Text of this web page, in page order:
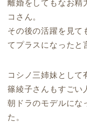
離婚をしてもなお精
コさん。
その後の活躍を見て
てプラスになったと
コシノ三姉妹として
篠綾子さんもすごい
朝ドラのモデルにな
た。